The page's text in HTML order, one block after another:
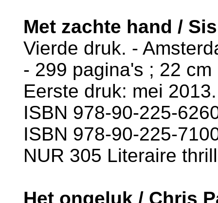
Met zachte hand /
Vierde druk. -
- 299 pagina's ; 22 cm
Eerste druk: mei 2013.
ISBN 978-90-225-
ISBN 978-90-225-
NUR 305 Literaire
Het ongeluk / Chris